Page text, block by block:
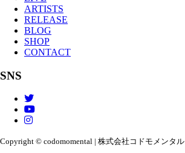
ARTISTS
RELEASE
BLOG
SHOP
CONTACT
SNS
Copyright © codomomental | 株式会社コドモメンタル